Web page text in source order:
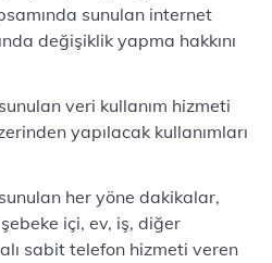
sunulan internet
değişiklik yapma hakkını
veri kullanım hizmeti
yapılacak kullanımları
her yöne dakikalar,
içi, ev, iş, diğer
sabit telefon hizmeti veren